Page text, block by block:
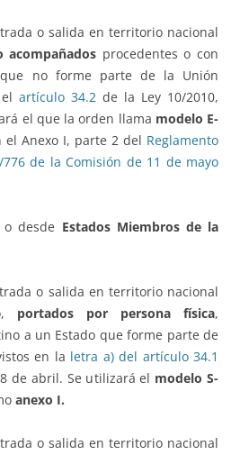
o salida en territorio nacional
acompañados procedentes o con
no forme parte de la Unión
artículo 34.2 de la Ley 10/2010,
el que la orden llama modelo E-
Anexo I, parte 2 del Reglamento
776 de la Comisión de 11 de mayo
desde Estados Miembros de la
o salida en territorio nacional
portados por persona física,
a un Estado que forme parte de
en la letra a) del artículo 34.1
de abril. Se utilizará el modelo S-
anexo I.
o salida en territorio nacional